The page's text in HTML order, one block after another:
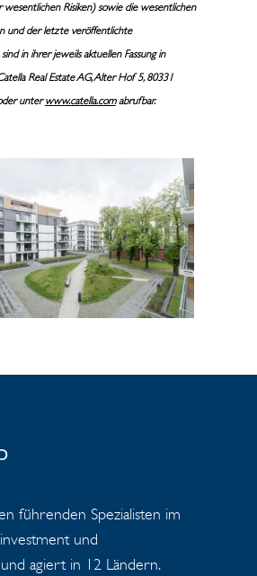
wesentlichen Risiken) sowie die wesentlichen
und der letzte veröffentlichte
in ihrer jeweils aktuellen Fassung in
Real Estate AG, Alter Hof 5, 80331
unterwww.catella.comabrufbar.
führenden Spezialisten im
und
agiert in 12 Ländern.